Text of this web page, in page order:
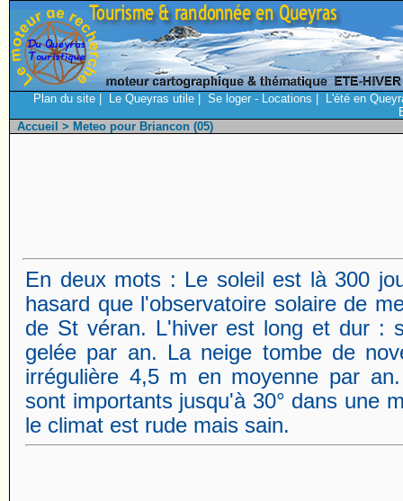
Plan du site Le Queyras utile Se loger - Locations
L'été en
Accueil > Meteo pour Briancon (05)
En deux mots : Le soleil est là 300
hasard que l'observatoire solaire de
de St véran. L'hiver est long et dur :
gelée par an. La neige tombe de
irrégulière 4,5 m en moyenne par
sont importants jusqu'à 30° dans une
le climat est rude mais sain.